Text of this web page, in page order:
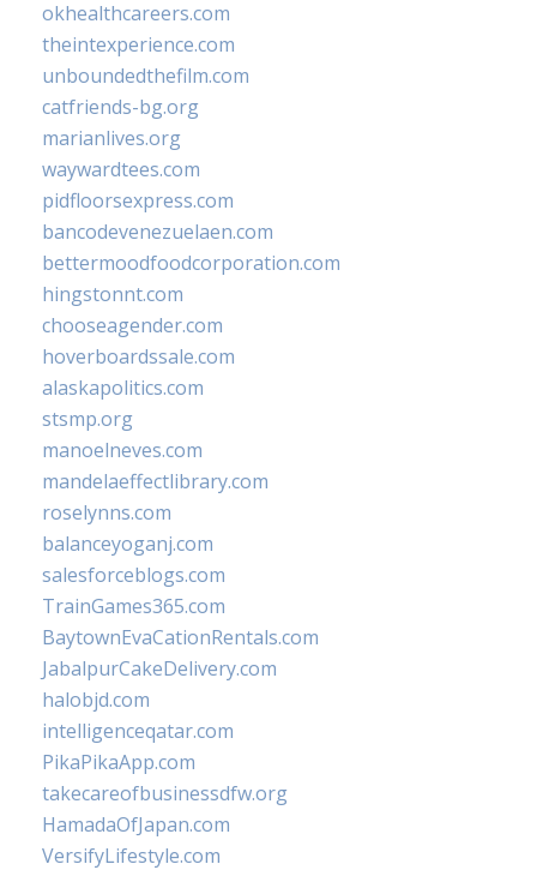
okhealthcareers.com
theintexperience.com
unboundedthefilm.com
catfriends-bg.org
marianlives.org
waywardtees.com
pidfloorsexpress.com
bancodevenezuelaen.com
bettermoodfoodcorporation.com
hingstonnt.com
chooseagender.com
hoverboardssale.com
alaskapolitics.com
stsmp.org
manoelneves.com
mandelaeffectlibrary.com
roselynns.com
balanceyoganj.com
salesforceblogs.com
TrainGames365.com
BaytownEvaCationRentals.com
JabalpurCakeDelivery.com
halobjd.com
intelligenceqatar.com
PikaPikaApp.com
takecareofbusinessdfw.org
HamadaOfJapan.com
VersifyLifestyle.com